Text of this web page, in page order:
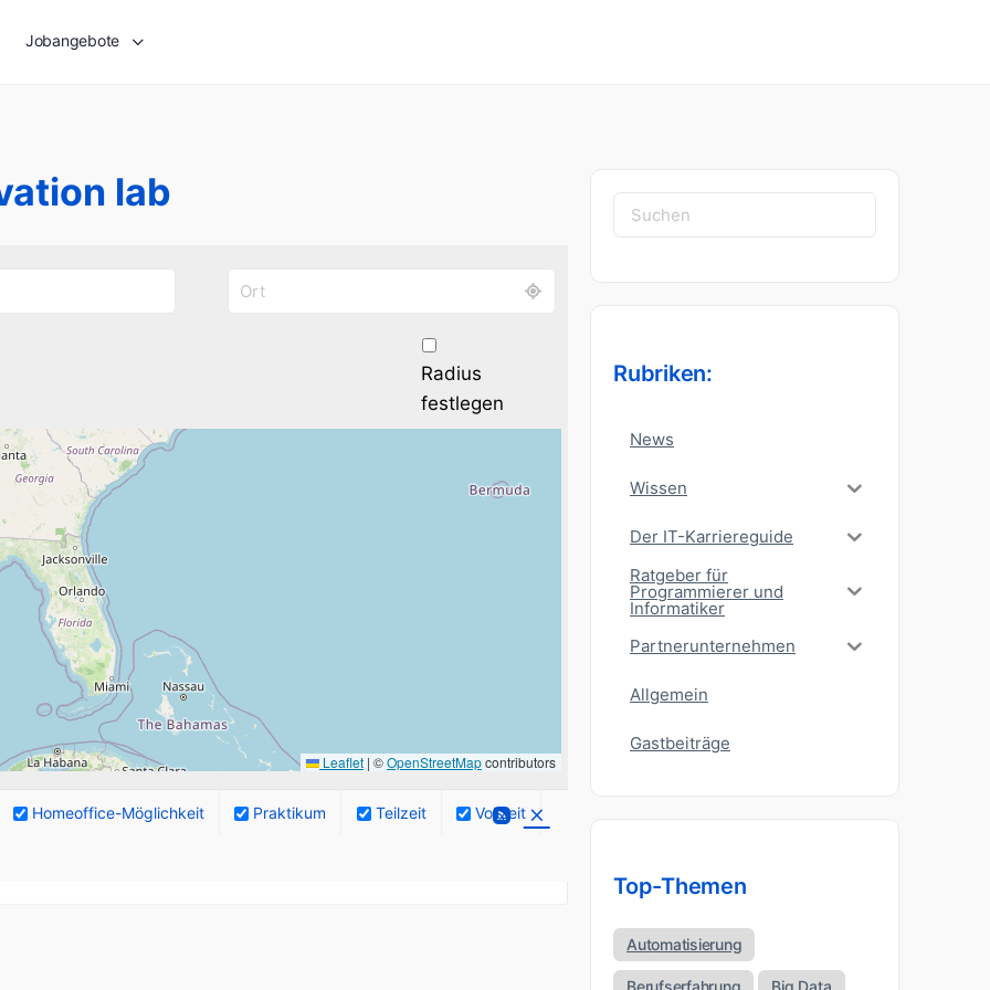
Jobangebote
lab
Leaflet | ©OpenStreetMapcontributors
Radius
festlegen
Homeoffice-Möglichkeit Praktikum Teilzeit Vollzeit
Suchen
nach:
Rubriken:
News
Wissen
Der IT-Karriereguide
Ratgeber für
Programmierer und
Informatiker
Partnerunternehmen
Allgemein
Gastbeiträge
Top-Themen
Automatisierung